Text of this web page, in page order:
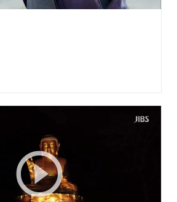
play_circle_outline